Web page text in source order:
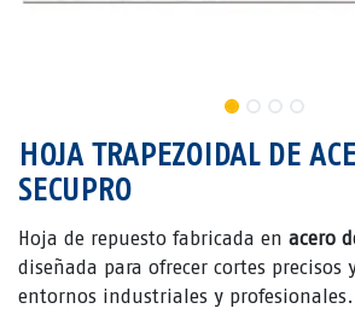
HOJA TRAPEZOIDAL DE
SECUPRO
Hoja de repuesto fabricada en acero
diseñada para ofrecer cortes precisos
entornos industriales y profesionales.